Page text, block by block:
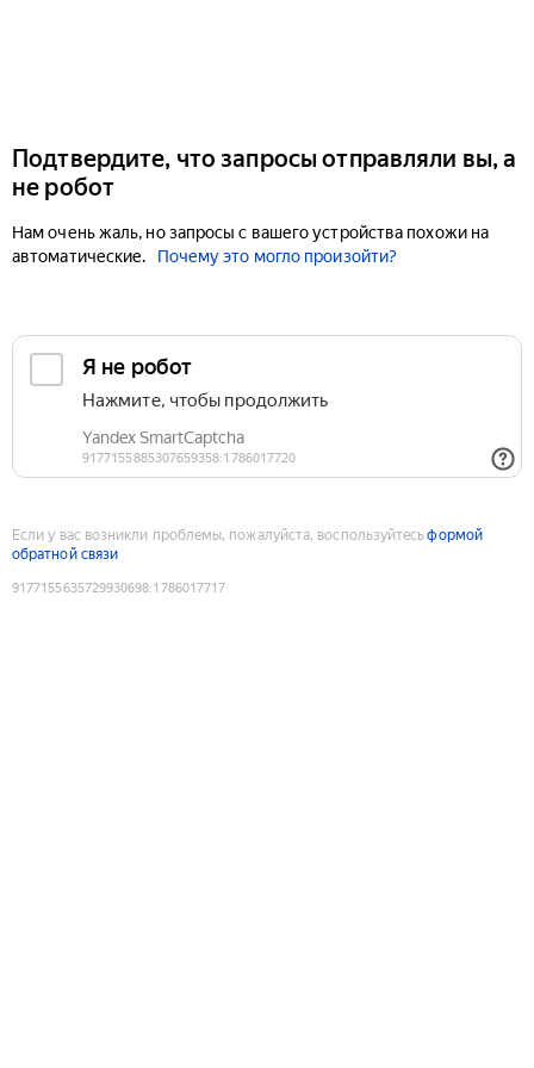
Подтвердите, что запросы отправляли вы, а
не робот
Нам очень жаль, но запросы с вашего устройства похожи на
автоматические.
Почему это могло произойти?
Если у вас возникли проблемы, пожалуйста, воспользуйтесьформой
обратной связи
9177155635729930698:1786017717